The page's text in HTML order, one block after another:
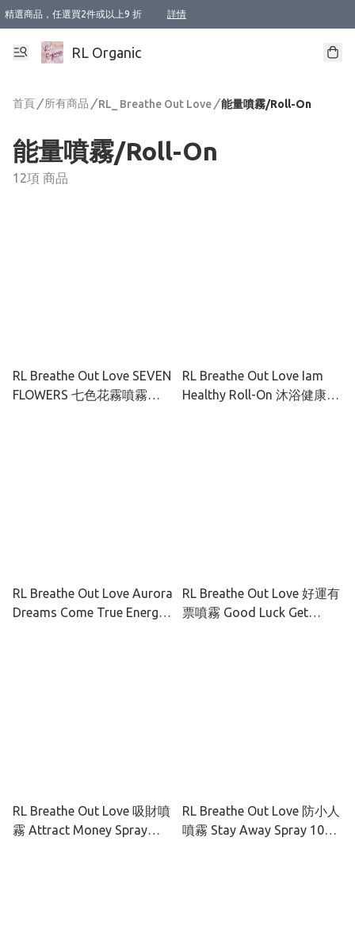
精選商品，任選買2件或以上9 折 詳情
XI周年優惠【新品自由選2件88折/3件85折】
XI周年優惠【Chakra 脈輪平衡自由選2件9折/3件85折/5件8折】
Florame 肌底自由選 2支9折 3支85折
XI周年優惠【蟲蟲退散 · 防衛結界﹞系列2件9折】
Sunki 任選2件95折
BIOFFICINA TOSCANA 任選2支9折 3支85折
Lamav 任選1件9折 2件85折
Mukti Organics 指定產品任選1件9折, 2件88折 3件85折
Intelligent Nutrients Skincare 任選2件9折
deodorant 任選2件88折
化妝品 任選2件95折
XI周年優惠【身心靈單品 任選2件9折/3件85折/5件8折】
XI周年優惠 【精油/香水 任選2件9折/3件85折/5件8折】
XI周年優惠【「關節到肌膚」全效養護 BODY OIL 組2件88折/3件85折】
XI周年優惠【夏日有機物理防曬套裝2件88折】
XI周年優惠【夏日潔面隨意選2件88折/3件85折】
XI周年優惠【逆齡奇蹟抗氧 11 自由選2件88折/3件85折/4件或以上8折】
新會員首次購物即享全單 95 折優惠！
成為VIP / VVIP 可享有生日月現金扣減獎賞優惠 !! 記得去賬户資料填上生日日期啦 !
選用順豐速運，滿$500 免運費
本地速遞 京東 送住宅/ 工商地址 $400 免運費
澳門訂單選用順豐速運，滿$800 免運費
RL Organic
首頁 / 所有商品 / RL_ Breathe Out Love /能量噴霧/Roll-On
能量噴霧/Roll-On
12項 商品
RL Breathe Out Love SEVEN
FLOWERS 七色花霧噴霧
RL Breathe Out Love Iam
Healthy Roll-On 沐浴健康碌
RL Breathe Out Love Aurora
Dreams Come True Energy
RL Breathe Out Love 好運有
票噴霧 Good Luck Get
RL Breathe Out Love 吸財噴
霧 Attract Money Spray
RL Breathe Out Love 防小人
噴霧 Stay Away Spray 10ml